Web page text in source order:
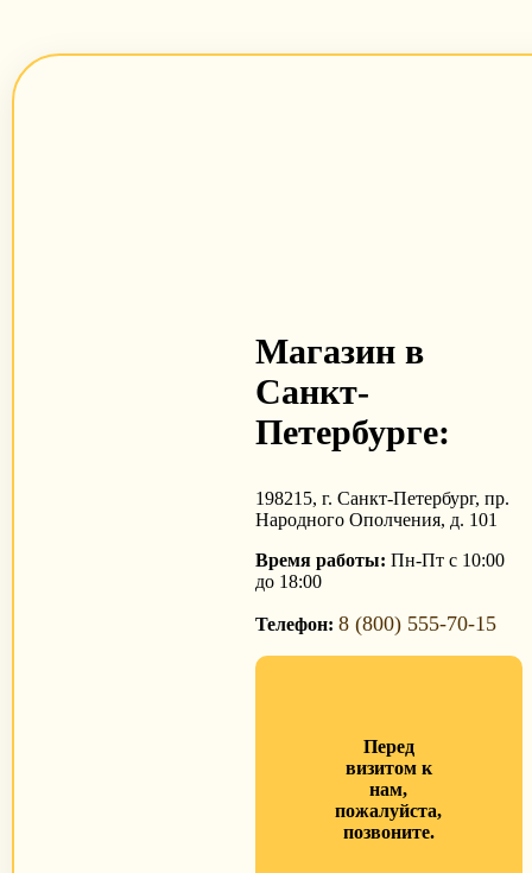
Магазин в
Санкт-
Петербурге:
198215, г. Санкт-Петербург, пр.
Народного Ополчения, д. 101
Время работы: Пн-Пт с 10:00
до 18:00
Телефон: 8 (800) 555-70-15
Перед
визитом к
нам,
пожалуйста,
позвоните.